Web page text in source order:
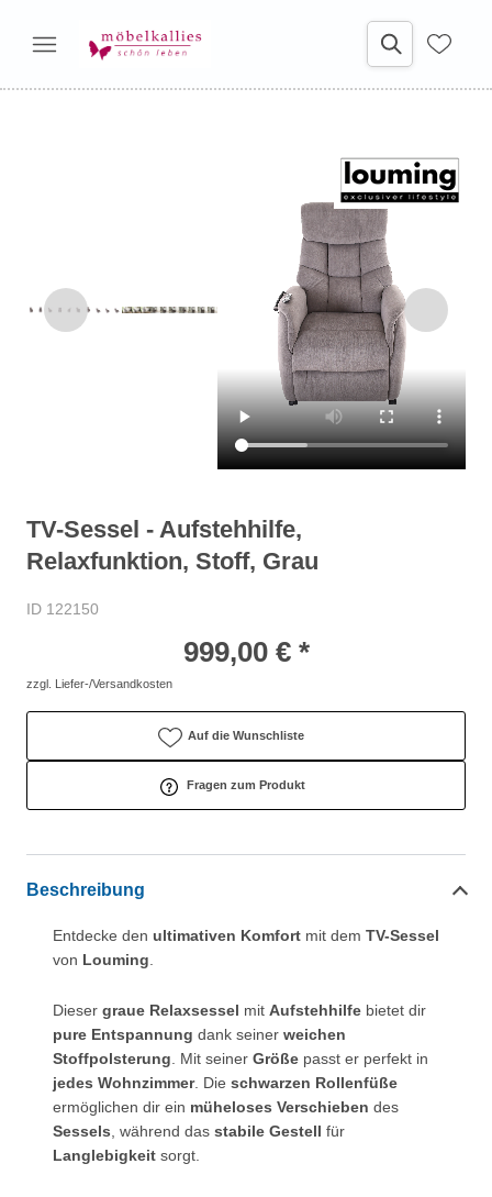
TV-Sessel - Aufstehhilfe,
Relaxfunktion, Stoff, Grau
ID 122150
999,00 € *
zzgl. Liefer-/Versandkosten
Auf die Wunschliste
Fragen zum Produkt
Beschreibung
Entdecke den ultimativen Komfort mit dem TV-Sessel
von Louming
Dieser graue Relaxsessel mit Aufstehhilfe bietet dir
pure Entspannung dank seiner weichen
Stoffpolsterung . Mit seiner Größe passt er perfekt in
jedes Wohnzimmer. Die schwarzen Rollenfüße
ermöglichen dir ein müheloses Verschieben des
Sessels , während das stabile Gestell für
Langlebigkeit sorgt.